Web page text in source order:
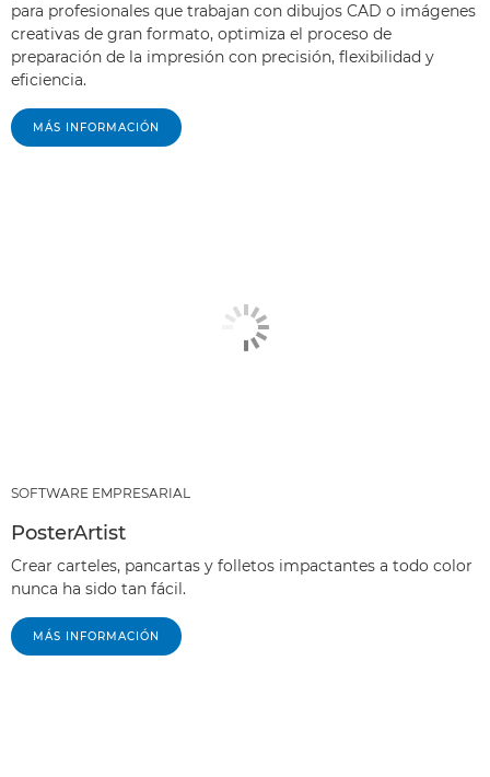
para profesionales que trabajan con dibujos CAD o imágenes
creativas de gran formato, optimiza el proceso de
preparación de la impresión con precisión, flexibilidad y
eficiencia.
MÁS INFORMACIÓN
SOFTWARE EMPRESARIAL
PosterArtist
Crear carteles, pancartas y folletos impactantes a todo color
nunca ha sido tan fácil.
MÁS INFORMACIÓN